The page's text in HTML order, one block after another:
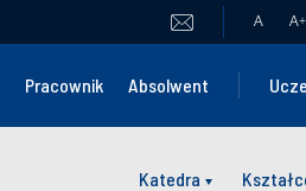
A A+
Pracownik Absolwent
Katedra